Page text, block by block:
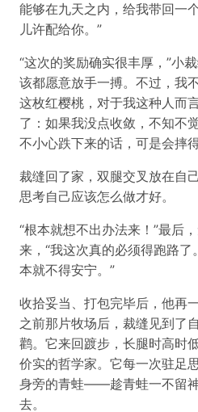
能够在九天之内，给我带回一
儿许配给你。”
“这次的奖励确实很丰厚，”小
该都愿意放手一搏。不过，我
这枚红樱桃，对于我这种人而
了：如果我没点收敛，不知不
不小心跌下来的话，可是会摔
裁缝回了家，双腿交叉放在自
思考自己应该怎么做才好。
“根本就想不出办法来！”最后
来，“我这次真的必须得跑路
本就不得安宁。”
收拾妥当、打包完毕后，他再
之前那片牧场后，裁缝见到
鹳。它来回踱步，长腿时高时
价实的哲学家。它每一次驻足
身旁的青蛙——趁青蛙一不留
去。